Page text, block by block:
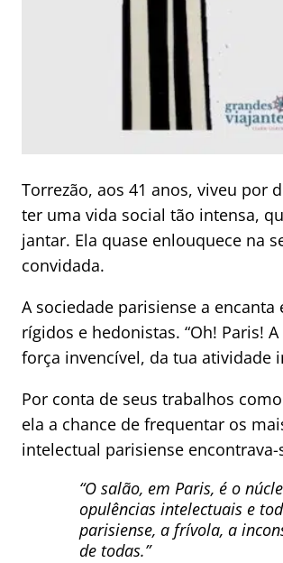
Torrezão, aos 41 anos, viveu por
ter uma vida social tão intensa,
jantar. Ela quase enlouquece na
convidada.
A sociedade parisiense a
rígidos e hedonistas. “Oh! Paris!
força invencível, da tua atividade
Por conta de seus trabalhos
ela a chance de frequentar os
intelectual parisiense
“O salão, em Paris, é o
opulências intelectuais e
parisiense, a frívola, a
de todas.”